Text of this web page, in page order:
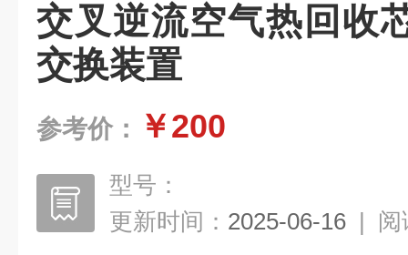
交叉逆流空气热回收
交换装置
参考价： ￥200
型号：
更新时间： 2025-06-16 | 阅